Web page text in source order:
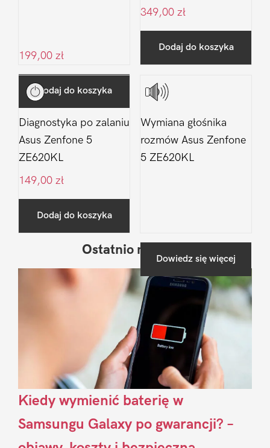
199,00 zł
Dodaj do koszyka
349,00 zł
Dodaj do koszyka
Diagnostyka po zalaniu
Asus Zenfone 5
ZE620KL
149,00 zł
Dodaj do koszyka
Wymiana głośnika
rozmów Asus Zenfone
5 ZE620KL
Dowiedz się więcej
Sidebar
Ostatnio na blogu
Kiedy wymienić baterię w
Samsungu Galaxy po gwarancji? –